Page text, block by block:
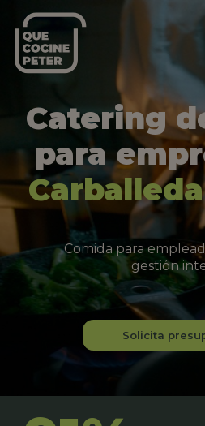
Catering
para
Comida para
gestión
Solicita